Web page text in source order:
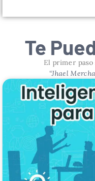
Te
El primer
“Jhael